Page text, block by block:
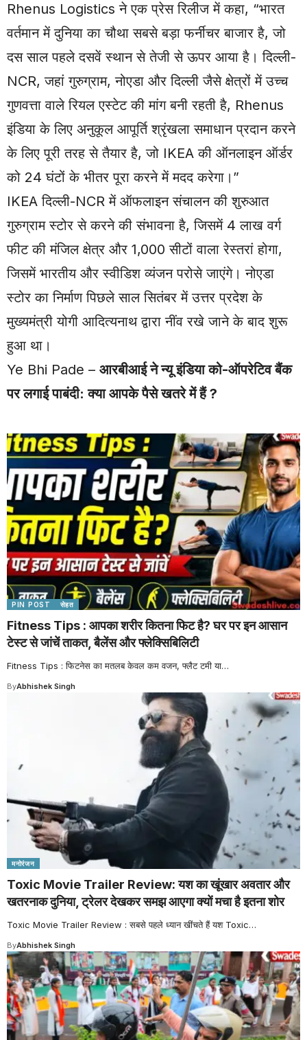
Rhenus Logistics ने एक प्रेस रिलीज में कहा, “भारत
वर्तमान में दुनिया का चौथा सबसे बड़ा फर्नीचर बाजार है, जो
दस साल पहले दसवें स्थान से तेजी से ऊपर आया है। दिल्ली-
NCR, जहां गुरुग्राम, नोएडा और दिल्ली जैसे क्षेत्रों में उच्च
गुणवत्ता वाले रियल एस्टेट की मांग बनी रहती है, Rhenus
इंडिया के लिए अनुकूल आपूर्ति श्रृंखला समाधान प्रदान करने
के लिए पूरी तरह से तैयार है, जो IKEA की ऑनलाइन ऑर्डर
को 24 घंटों के भीतर पूरा करने में मदद करेगा।”
IKEA दिल्ली-NCR में ऑफलाइन संचालन की शुरुआत
गुरुग्राम स्टोर से करने की संभावना है, जिसमें 4 लाख वर्ग
फीट की मंजिल क्षेत्र और 1,000 सीटों वाला रेस्तरां होगा,
जिसमें भारतीय और स्वीडिश व्यंजन परोसे जाएंगे। नोएडा
स्टोर का निर्माण पिछले साल सितंबर में उत्तर प्रदेश के
मुख्यमंत्री योगी आदित्यनाथ द्वारा नींव रखे जाने के बाद शुरू
हुआ था।
Ye Bhi Pade – आरबीआई ने न्यू इंडिया को-ऑपरेटिव बैंक
पर लगाई पाबंदी: क्या आपके पैसे खतरे में हैं ?
PIN POST सेहत
Fitness Tips : आपका शरीर कितना फिट है? घर पर इन आसान
टेस्ट से जांचें ताकत, बैलेंस और फ्लेक्सिबिलिटी
Fitness Tips : फिटनेस का मतलब केवल कम वजन, फ्लैट टमी या…
ByAbhishek Singh
मनोरंजन
Toxic Movie Trailer Review: यश का खूंखार अवतार और
खतरनाक दुनिया, ट्रेलर देखकर समझ आएगा क्यों मचा है इतना शोर
Toxic Movie Trailer Review : सबसे पहले ध्यान खींचते हैं यश Toxic…
ByAbhishek Singh